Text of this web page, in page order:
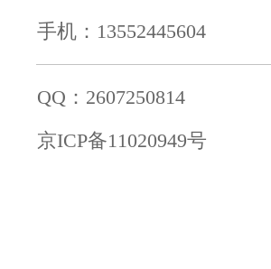
手机：13552445604
QQ：2607250814
京ICP备11020949号